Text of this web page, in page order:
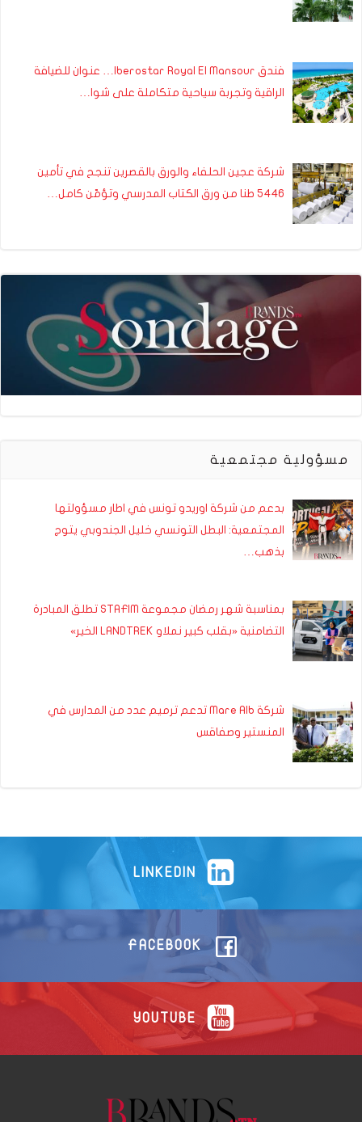
فندق Iberostar Royal El Mansour… عنوان للضيافة
الراقية وتجربة سياحية متكاملة على شوا…
شركة عجين الحلفاء والورق بالقصرين تنجح في تأمين
5446 طنا من ورق الكتاب المدرسي وتؤمّن كامل…
مسؤولية مجتمعية
بدعم من شركة اوريدو تونس في اطار مسؤولتها
المجتمعية: البطل التونسي خليل الجندوبي يتوج
بذهب…
بمناسبة شهر رمضان مجموعة STAFIM تطلق المبادرة
التضامنية «بقلب كبير نملاو LANDTREK الخير»
شركة Mare Alb تدعم ترميم عدد من المدارس في
المنستير وصفاقس
LINKEDIN
FACEBOOK
YOUTUBE